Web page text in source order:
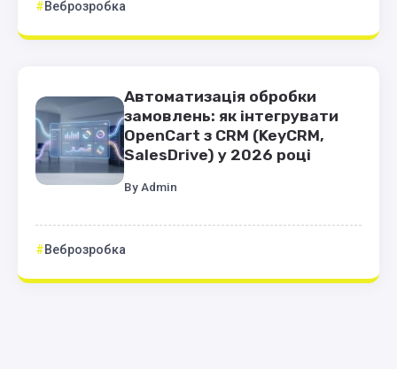
Веброзробка
Автоматизація обробки
замовлень: як інтегрувати
OpenCart з CRM (KeyCRM,
SalesDrive) у 2026 році
By Admin
Веброзробка